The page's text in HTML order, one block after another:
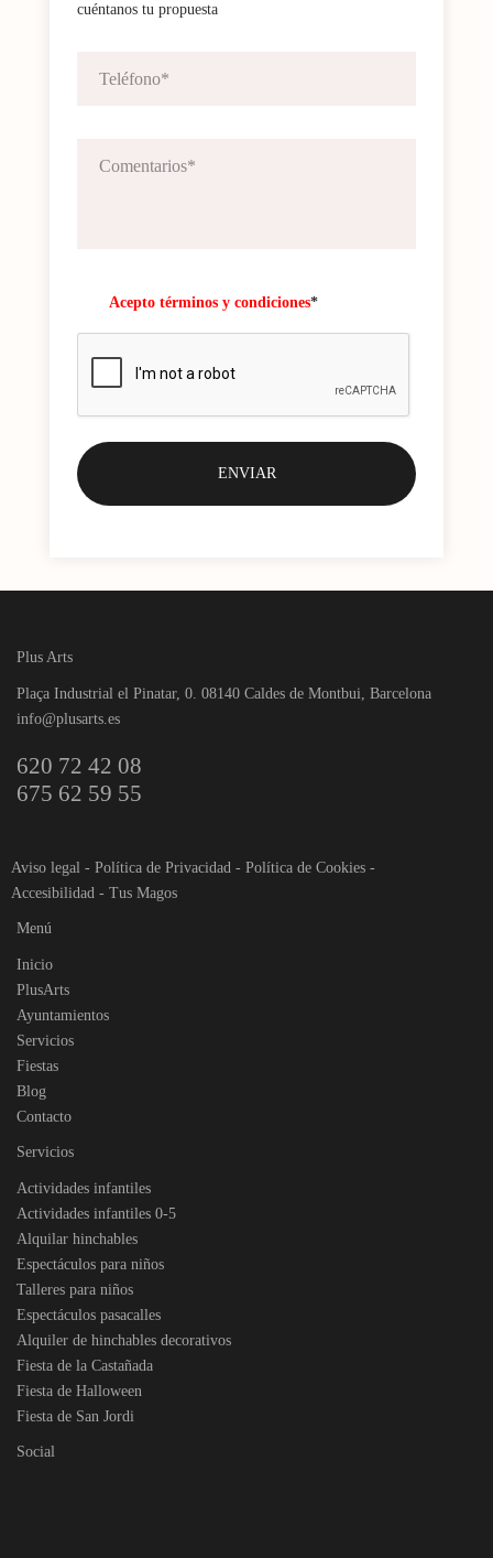
cuéntanos tu propuesta
Acepto términos y condiciones*
Plus Arts
Plaça Industrial el Pinatar, 0. 08140 Caldes de Montbui, Barcelona
info@plusarts.es
620 72 42 08
675 62 59 55
Aviso legal - Política de Privacidad - Política de Cookies -
Accesibilidad - Tus Magos
Menú
Inicio
PlusArts
Ayuntamientos
Servicios
Fiestas
Blog
Contacto
Servicios
Actividades infantiles
Actividades infantiles 0-5
Alquilar hinchables
Espectáculos para niños
Talleres para niños
Espectáculos pasacalles
Alquiler de hinchables decorativos
Fiesta de la Castañada
Fiesta de Halloween
Fiesta de San Jordi
Social